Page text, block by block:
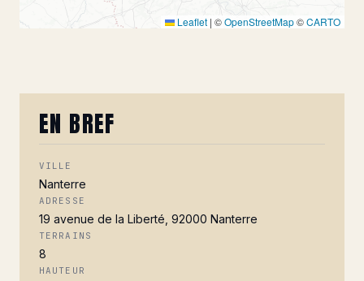
Leaflet | ©OpenStreetMap©CARTO
EN BREF
VILLE
Nanterre
ADRESSE
19 avenue de la Liberté, 92000 Nanterre
TERRAINS
8
HAUTEUR